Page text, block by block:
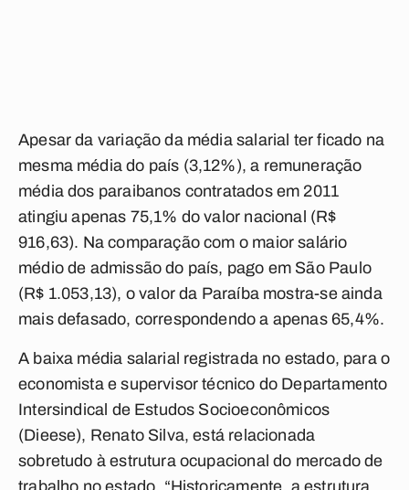
Apesar da variação da média salarial ter ficado na
mesma média do país (3,12%), a remuneração
média dos paraibanos contratados em 2011
atingiu apenas 75,1% do valor nacional (R$
916,63). Na comparação com o maior salário
médio de admissão do país, pago em São Paulo
(R$ 1.053,13), o valor da Paraíba mostra-se ainda
mais defasado, correspondendo a apenas 65,4%.
A baixa média salarial registrada no estado, para o
economista e supervisor técnico do Departamento
Intersindical de Estudos Socioeconômicos
(Dieese), Renato Silva, está relacionada
sobretudo à estrutura ocupacional do mercado de
trabalho no estado. “Historicamente, a estrutura